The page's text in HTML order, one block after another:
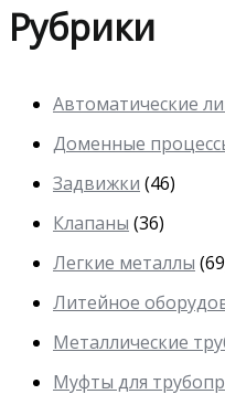
Рубрики
Автоматические
Доменные
Задвижки (46)
Клапаны (36)
Легкие металлы
Литейное
Металлические
Муфты для